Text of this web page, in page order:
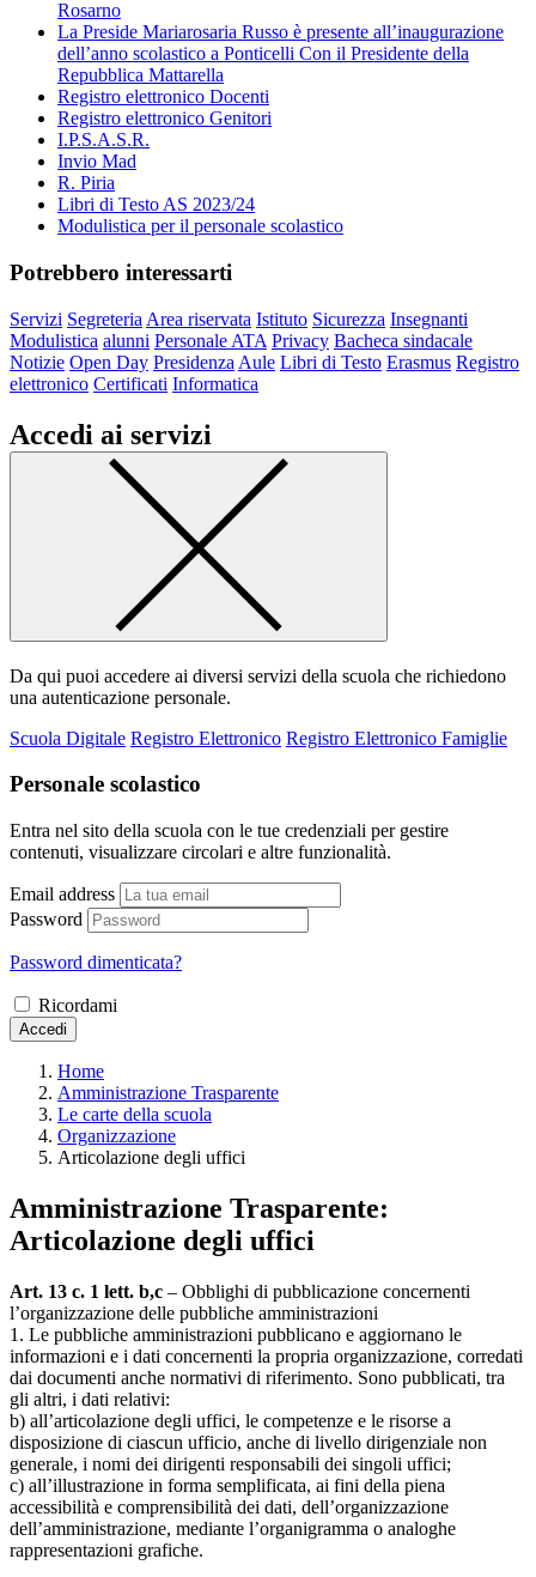
Rosarno
La Preside Mariarosaria Russo è presente all’inaugurazione
dell’anno scolastico a Ponticelli Con il Presidente della
Repubblica Mattarella
Registro elettronico Docenti
Registro elettronico Genitori
I.P.S.A.S.R.
Invio Mad
R. Piria
Libri di Testo AS 2023/24
Modulistica per il personale scolastico
Potrebbero interessarti
Servizi Segreteria Area riservata Istituto Sicurezza Insegnanti
Modulistica alunni Personale ATA Privacy Bacheca sindacale
Notizie Open Day Presidenza Aule Libri di Testo Erasmus Registro
elettronico Certificati Informatica
Accedi ai servizi
Da qui puoi accedere ai diversi servizi della scuola che richiedono
una autenticazione personale.
Scuola Digitale Registro Elettronico Registro Elettronico Famiglie
Personale scolastico
Entra nel sito della scuola con le tue credenziali per gestire
contenuti, visualizzare circolari e altre funzionalità.
Email address
Password
Password dimenticata?
Ricordami
Accedi
Home
Amministrazione Trasparente
Le carte della scuola
Organizzazione
Articolazione degli uffici
Amministrazione Trasparente:
Articolazione degli uffici
Art. 13 c. 1 lett. b,c – Obblighi di pubblicazione concernenti
l’organizzazione delle pubbliche amministrazioni
1. Le pubbliche amministrazioni pubblicano e aggiornano le
informazioni e i dati concernenti la propria organizzazione, corredati
dai documenti anche normativi di riferimento. Sono pubblicati, tra
gli altri, i dati relativi:
b) all’articolazione degli uffici, le competenze e le risorse a
disposizione di ciascun ufficio, anche di livello dirigenziale non
generale, i nomi dei dirigenti responsabili dei singoli uffici;
c) all’illustrazione in forma semplificata, ai fini della piena
accessibilità e comprensibilità dei dati, dell’organizzazione
dell’amministrazione, mediante l’organigramma o analoghe
rappresentazioni grafiche.